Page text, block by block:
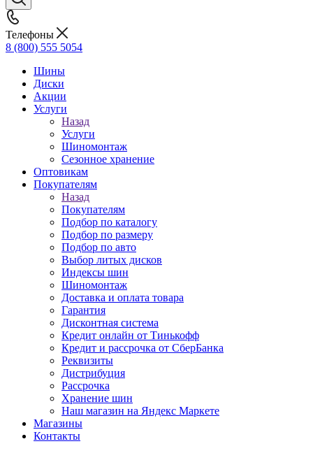
Телефоны
8 (800) 555 5054
Шины
Диски
Акции
Услуги
Назад
Услуги
Шиномонтаж
Сезонное хранение
Оптовикам
Покупателям
Назад
Покупателям
Подбор по каталогу
Подбор по размеру
Подбор по авто
Выбор литых дисков
Индексы шин
Шиномонтаж
Доставка и оплата товара
Гарантия
Дисконтная система
Кредит онлайн от Тинькофф
Кредит и рассрочка от СберБанка
Реквизиты
Дистрибуция
Рассрочка
Хранение шин
Наш магазин на Яндекс Маркете
Магазины
Контакты